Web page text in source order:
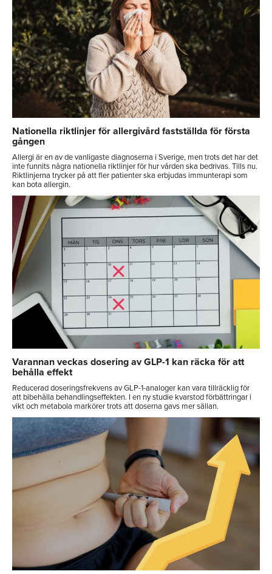
Nationella riktlinjer för allergivård fastställda för första
gången
Allergi är en av de vanligaste diagnoserna i Sverige, men trots det har det
inte funnits några nationella riktlinjer för hur vården ska bedrivas. Tills nu.
Riktlinjerna trycker på att fler patienter ska erbjudas immunterapi som
kan bota allergin.
Varannan veckas dosering av GLP-1 kan räcka för att
behålla effekt
Reducerad doseringsfrekvens av GLP-1-analoger kan vara tillräcklig för
att bibehålla behandlingseffekten. I en ny studie kvarstod förbättringar i
vikt och metabola markörer trots att doserna gavs mer sällan.